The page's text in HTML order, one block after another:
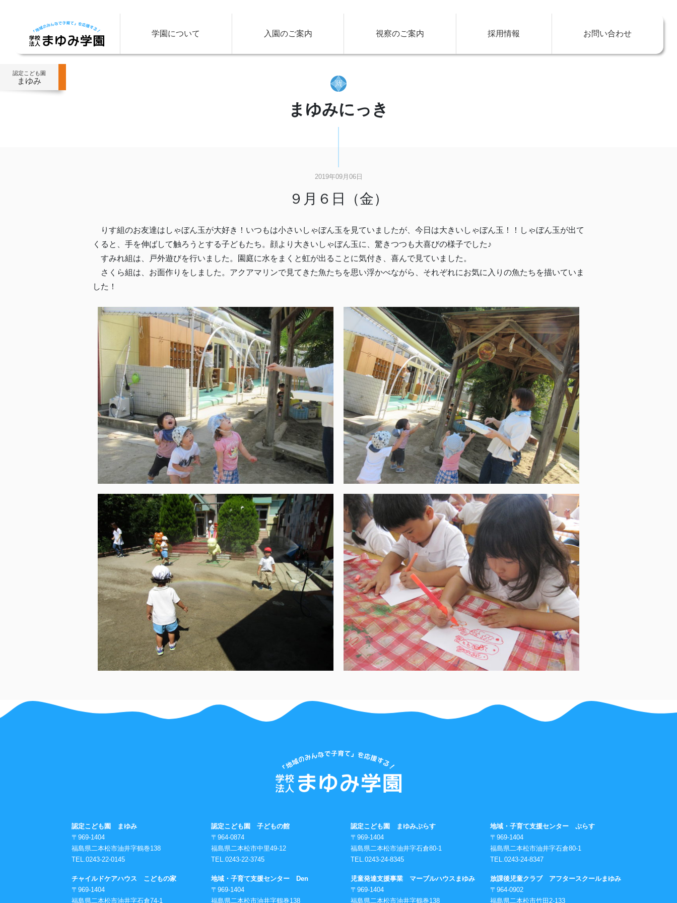
学園について 入園のご案内 視察のご案内 採用情報 お問い合わせ
認定こども園
まゆみ
まゆみにっき
2019年09月06日
９月６日（金）
りす組のお友達はしゃぼん玉が大好き！いつもは小さいしゃぼん玉を見ていましたが、今日は大きいしゃぼん玉！！しゃぼん玉が出て
くると、手を伸ばして触ろうとする子どもたち。顔より大きいしゃぼん玉に、驚きつつも大喜びの様子でした♪
すみれ組は、戸外遊びを行いました。園庭に水をまくと虹が出ることに気付き、喜んで見ていました。
さくら組は、お面作りをしました。アクアマリンで見てきた魚たちを思い浮かべながら、それぞれにお気に入りの魚たちを描いていま
した！
認定こども園 まゆみ
〒969-1404
福島県二本松市油井字鶴巻138
TEL.0243-22-0145
認定こども園 子どもの館
〒964-0874
福島県二本松市中里49-12
TEL.0243-22-3745
認定こども園 まゆみぷらす
〒969-1404
福島県二本松市油井字石倉80-1
TEL.0243-24-8345
地域・子育て支援センター ぷらす
〒969-1404
福島県二本松市油井字石倉80-1
TEL.0243-24-8347
チャイルドケアハウス こどもの家
〒969-1404
福島県二本松市油井字石倉74-1
地域・子育て支援センター Den
〒969-1404
福島県二本松市油井字鶴巻138
児童発達支援事業 マーブルハウスまゆみ
〒969-1404
福島県二本松市油井字鶴巻138
放課後児童クラブ アフタースクールまゆみ
〒964-0902
福島県二本松市竹田2-133